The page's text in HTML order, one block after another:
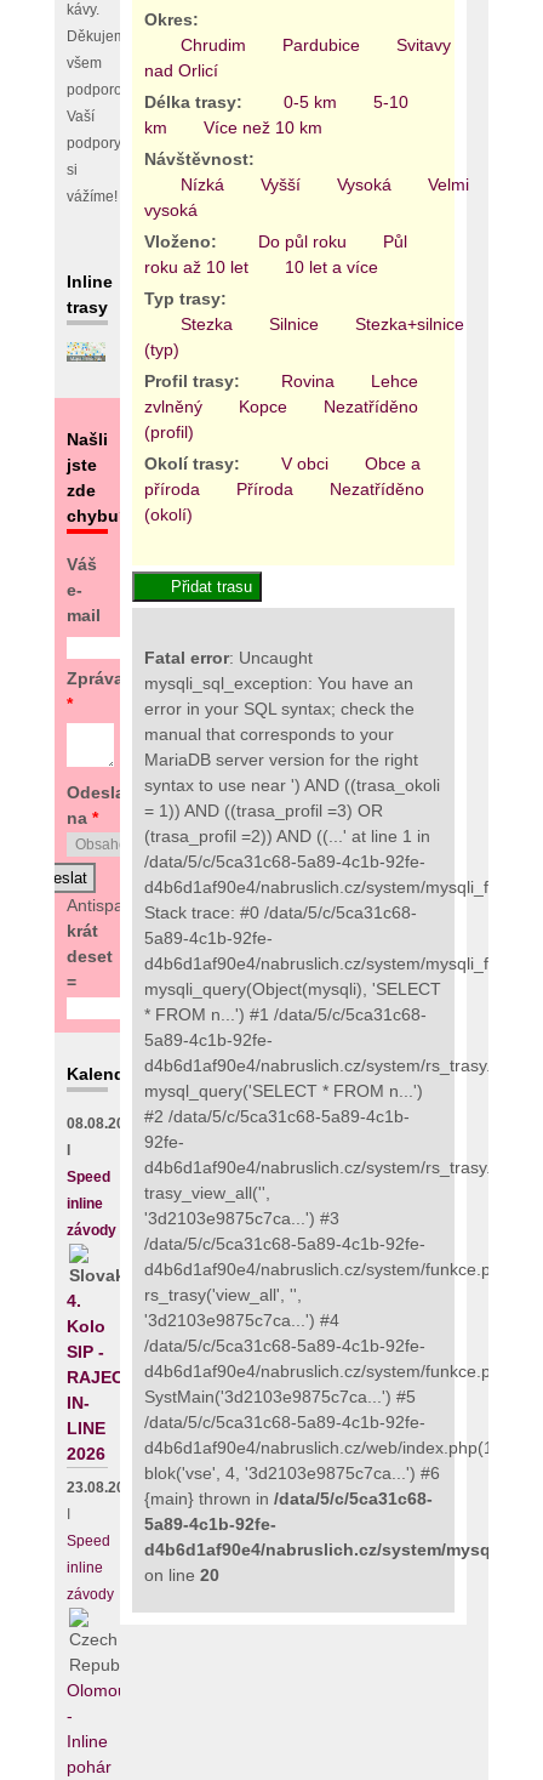
kávy.
Děkujeme
všem
podporovatelům,
Vaší
podpory
si
vážíme!
Inline
trasy
Našli
jste
zde
chybu?
Váš
e-
mail
Zpráva
*
Odeslat
na *
Antispam:
7
krát
deset
=
Kalendář
08.08.2026
I
Speed
inline
závody
4.
Kolo
SIP -
RAJECKÝ
IN-
LINE
2026
23.08.2026
I
Speed
inline
závody
Olomouc
-
Inline
pohár
Okres:
Chrudim
Pardubice Svitavy
nad Orlicí
Délka trasy:
0-5 km
5-10
km
Více než 10 km
Návštěvnost:
Nízká
Vyšší Vysoká
Velmi
vysoká
Vloženo:
Do půl roku
Půl
roku až 10 let
10 let a více
Typ trasy:
Stezka
Silnice Stezka+silnice
(typ)
Profil trasy:
Rovina
Lehce
zvlněný
Kopce
Nezatříděno
(profil)
Okolí trasy:
V obci
Obce a
příroda
Příroda
Nezatříděno
(okolí)
Fatal error: Uncaught
mysqli_sql_exception: You have an
error in your SQL syntax; check the
manual that corresponds to your
MariaDB server version for the right
syntax to use near ') AND ((trasa_okoli
= 1)) AND ((trasa_profil =3) OR
(trasa_profil =2)) AND ((...' at line 1 in
/data/5/c/5ca31c68-5a89-4c1b-92fe-
d4b6d1af90e4/nabruslich.cz/system/
Stack trace: #0 /data/5/c/5ca31c68-
5a89-4c1b-92fe-
d4b6d1af90e4/nabruslich.cz/system/
mysqli_query(Object(mysqli), 'SELECT
* FROM n...') #1 /data/5/c/5ca31c68-
5a89-4c1b-92fe-
d4b6d1af90e4/nabruslich.cz/system/
mysql_query('SELECT * FROM n...')
#2 /data/5/c/5ca31c68-5a89-4c1b-
92fe-
d4b6d1af90e4/nabruslich.cz/system/
trasy_view_all('',
'3d2103e9875c7ca...') #3
/data/5/c/5ca31c68-5a89-4c1b-92fe-
d4b6d1af90e4/nabruslich.cz/system/
rs_trasy('view_all', '',
'3d2103e9875c7ca...') #4
/data/5/c/5ca31c68-5a89-4c1b-92fe-
d4b6d1af90e4/nabruslich.cz/system/
SystMain('3d2103e9875c7ca...') #5
/data/5/c/5ca31c68-5a89-4c1b-92fe-
d4b6d1af90e4/nabruslich.cz/web/index.php(111):
blok('vse', 4, '3d2103e9875c7ca...') #6
{main} thrown in /data/5/c/5ca31c68-
5a89-4c1b-92fe-
d4b6d1af90e4/nabruslich.cz/system/
on line 20